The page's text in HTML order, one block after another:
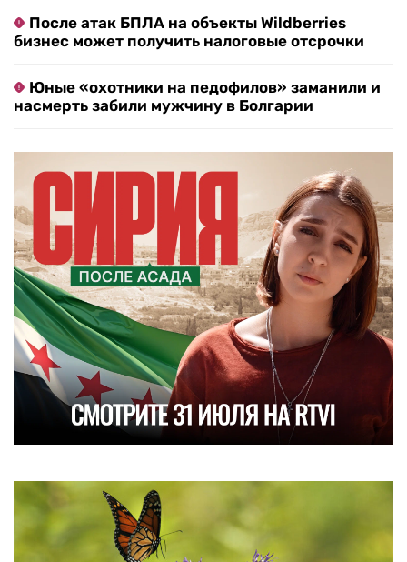
После атак БПЛА на объекты Wildberries
бизнес может получить налоговые отсрочки
Юные «охотники на педофилов» заманили и
насмерть забили мужчину в Болгарии